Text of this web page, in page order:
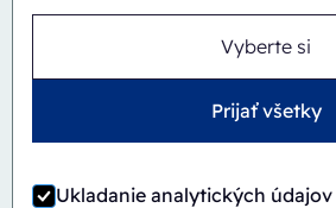
Vyberte si
Prijať všetky
Ukladanie analytických údajov
AutomatickýInline
CBS/PH30-1428-CS